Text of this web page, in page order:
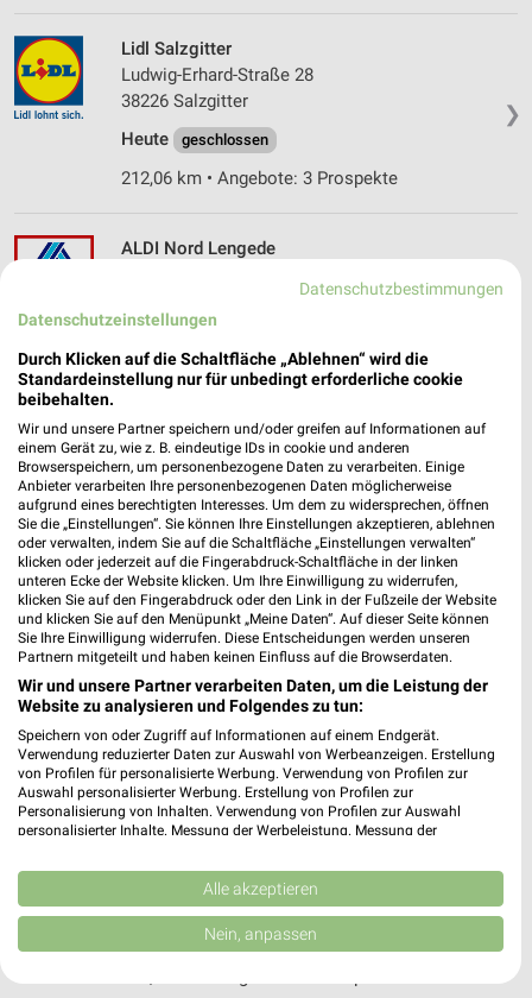
❯
Lidl Salzgitter
Ludwig-Erhard-Straße 28
38226 Salzgitter
Heute
geschlossen
212,06 km • Angebote: 3 Prospekte
ALDI Nord Lengede
212,32 km • Angebote: 4 Prospekte
ALDI Nord Salzgitter
Schlosserstr. 1
38229 Salzgitter
Heute
geschlossen
211,46 km • Angebote: 4 Prospekte
Lidl Lengede
Am Kreisel 1 c
38268 Lengede
Heute geschlossen
213,53 km • Angebote: 3 Prospekte
❯
Sandkuhle 1 a
31174 Schellerten
geschlossen
Datenschutzbestimmungen
Datenschutzeinstellungen
Durch Klicken auf die Schaltfläche „Ablehnen“ wird die
Standardeinstellung nur für unbedingt erforderliche cookie
beibehalten.
Wir und unsere Partner speichern und/oder greifen auf Informationen auf
einem Gerät zu, wie z. B. eindeutige IDs in cookie und anderen
Browserspeichern, um personenbezogene Daten zu verarbeiten. Einige
Anbieter verarbeiten Ihre personenbezogenen Daten möglicherweise
aufgrund eines berechtigten Interesses. Um dem zu widersprechen, öffnen
Sie die „Einstellungen“. Sie können Ihre Einstellungen akzeptieren, ablehnen
oder verwalten, indem Sie auf die Schaltfläche „Einstellungen verwalten“
klicken oder jederzeit auf die Fingerabdruck-Schaltfläche in der linken
unteren Ecke der Website klicken. Um Ihre Einwilligung zu widerrufen,
klicken Sie auf den Fingerabdruck oder den Link in der Fußzeile der Website
und klicken Sie auf den Menüpunkt „Meine Daten“. Auf dieser Seite können
Sie Ihre Einwilligung widerrufen. Diese Entscheidungen werden unseren
Partnern mitgeteilt und haben keinen Einfluss auf die Browserdaten.
Wir und unsere Partner verarbeiten Daten, um die Leistung der
Website zu analysieren und Folgendes zu tun:
Speichern von oder Zugriff auf Informationen auf einem Endgerät.
Verwendung reduzierter Daten zur Auswahl von Werbeanzeigen. Erstellung
von Profilen für personalisierte Werbung. Verwendung von Profilen zur
Auswahl personalisierter Werbung. Erstellung von Profilen zur
Personalisierung von Inhalten. Verwendung von Profilen zur Auswahl
personalisierter Inhalte. Messung der Werbeleistung. Messung der
Kombinationen von Daten aus verschiedenen Quellen. Entwicklung und
Verbesserung der Angebote. Verwendung reduzierter Daten zur Auswahl
von Inhalten.
Daten können außerhalb der Europäischen Union weitergegeben und in die
USA gesendet werden.
Website/App.
Alle akzeptieren
Nein, anpassen